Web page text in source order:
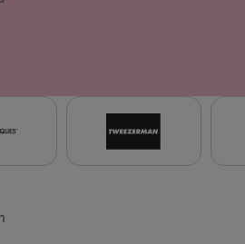
geavanceerde
zoekopties